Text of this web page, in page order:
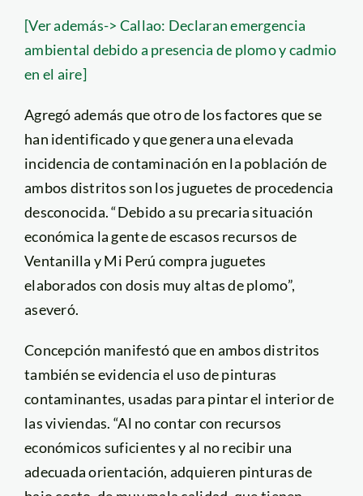
[Ver además-> Callao: Declaran emergencia
ambiental debido a presencia de plomo y cadmio
en el aire]
Agregó además que otro de los factores que se
han identificado y que genera una elevada
incidencia de contaminación en la población de
ambos distritos son los juguetes de procedencia
desconocida. “Debido a su precaria situación
económica la gente de escasos recursos de
Ventanilla y Mi Perú compra juguetes
elaborados con dosis muy altas de plomo”,
aseveró.
Concepción manifestó que en ambos distritos
también se evidencia el uso de pinturas
contaminantes, usadas para pintar el interior de
las viviendas. “Al no contar con recursos
económicos suficientes y al no recibir una
adecuada orientación, adquieren pinturas de